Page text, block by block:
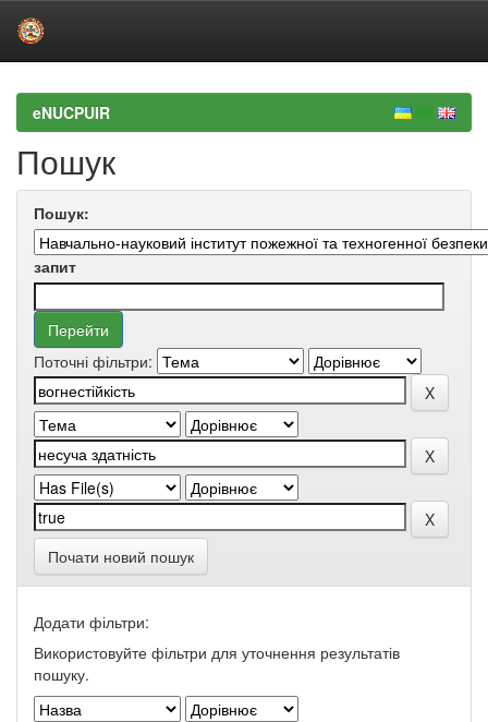
navigationeNUCPUIR
Пошук
Пошук:
запит
Поточні фільтри:
Почати новий пошук
Додати фільтри:
Використовуйте фільтри для уточнення результатів
пошуку.